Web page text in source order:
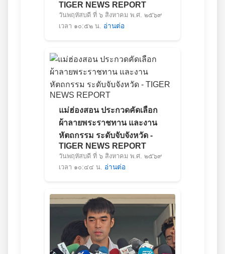
TIGER NEWS REPORT
วันพฤหัสบดี ที่ ๖ สิงหาคม พ.ศ. ๒๕๖๙
เวลา ๑๐:๕๒ น. อ่านต่อ
แม่ฮ่องสอน ประกวดคัดเลือก
ผ้าลายพระราชทาน และงาน
หัตถกรรม ระดับจับจังหวัด -
TIGER NEWS REPORT
วันพฤหัสบดี ที่ ๖ สิงหาคม พ.ศ. ๒๕๖๙
เวลา ๑๐:๔๔ น. อ่านต่อ